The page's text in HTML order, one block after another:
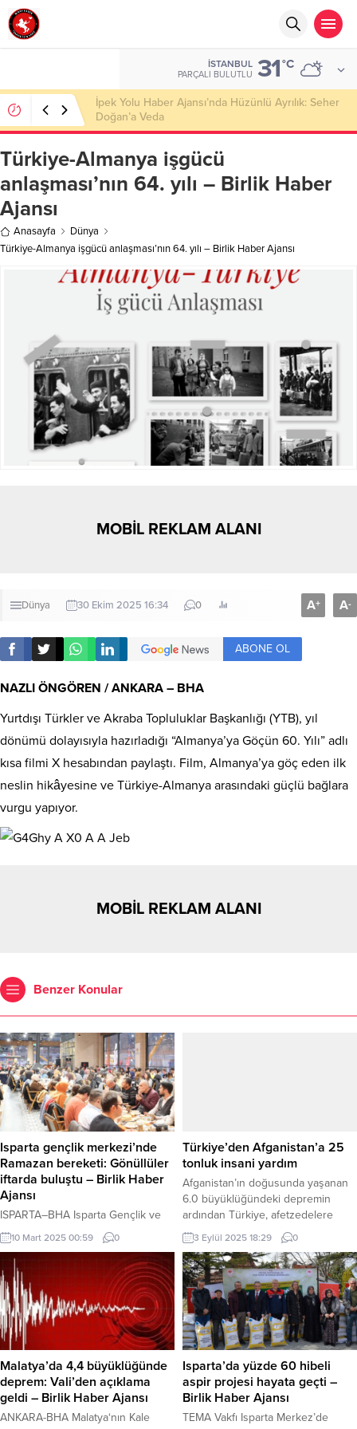
İSTANBUL
PARÇALI BULUTLU 31°C
Başkan Nihat Öztürk, Şanahan’da Hacı Eryaman’a
Misafir Oldu
Türkiye-Almanya işgücü
anlaşması’nın 64. yılı – Birlik Haber
Ajansı
Anasayfa
Dünya
Türkiye-Almanya işgücü anlaşması’nın 64. yılı – Birlik Haber Ajansı
MOBİL REKLAM ALANI
Dünya 30 Ekim 2025 16:34 0 A+ A-
ABONE OL
NAZLI ÖNGÖREN / ANKARA – BHA
Yurtdışı Türkler ve Akraba Topluluklar Başkanlığı (YTB), yıl
dönümü dolayısıyla hazırladığı “Almanya’ya Göçün 60. Yılı” adlı
kısa filmi X hesabından paylaştı. Film, Almanya’ya göç eden ilk
neslin hikâyesine ve Türkiye-Almanya arasındaki güçlü bağlara
vurgu yapıyor.
MOBİL REKLAM ALANI
Benzer Konular
Isparta gençlik merkezi’nde
Ramazan bereketi: Gönüllüler
iftarda buluştu – Birlik Haber
Ajansı
ISPARTA–BHA Isparta Gençlik ve
Spor İl Müdürlüğü’ne bağlı Gençlik
Merkezi, Ramazan ayının manevi
atmosferini paylaşmak amacıyla iftar
programı düzenledi. Bezirgan
Sofrası’nda gerçekleşen programa,
Vali Yardımcısı Cemil Kılınç, İl
Müdürü Murat Çağrı Kaya, Gençlik
Merkezi Müdürü Mehmet Yabaş, il
müdür yardımcıları, şube müdürleri,
yurt müdürleri, personeller ve
gönüllü gençler katıldı. Aynı...
10 Mart 2025 00:59 0
Türkiye’den Afganistan’a 25
tonluk insani yardım
Afganistan’ın doğusunda yaşanan
6.0 büyüklüğündeki depremin
ardından Türkiye, afetzedelere
destek olmak için harekete geçti.
AFAD ve Türk Kızılayı tarafından
hazırlanan 25 tonluk insani yardım
malzemesini taşıyan Milli Savunma
Bakanlığı’na ait uçak, Celalabad
Havaalanı’na iniş yaptı. Gıda, çadır,
battaniye ve temizlik ürünlerinden
oluşan yardım malzemeleri, en kısa
sürede ihtiyaç sahiplerine
ulaştırılacak....
3 Eylül 2025 18:29 0
Malatya’da 4,4 büyüklüğünde
deprem: Vali’den açıklama
geldi – Birlik Haber Ajansı
ANKARA-BHA Malatya‘nın Kale
Isparta’da yüzde 60 hibeli
aspir projesi hayata geçti –
Birlik Haber Ajansı
TEMA Vakfı Isparta Merkez’de